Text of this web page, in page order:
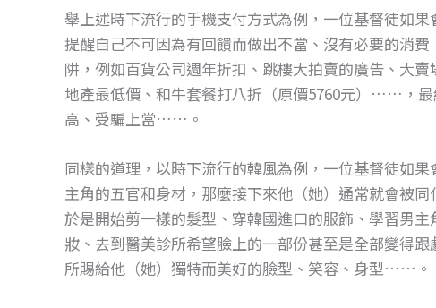
舉上述時下流行的手機支付方式為例，一位基督徒如
提醒自己不可因為有回饋而做出不當、沒有必要的消
阱，例如百貨公司週年折扣、跳樓大拍賣的廣告、大
地產最低價、和牛套餐打八折（原價5760元）……，
高、受騙上當……。
同樣的道理，以時下流行的韓風為例，一位基督徒如
主角的五官和身材，那麼接下來他（她）通常就會被
於是開始剪一樣的髮型、穿韓國進口的服飾、學習男
妝、去到醫美診所希望臉上的一部份甚至是全部變得
所賜給他（她）獨特而美好的臉型、笑容、身型……。